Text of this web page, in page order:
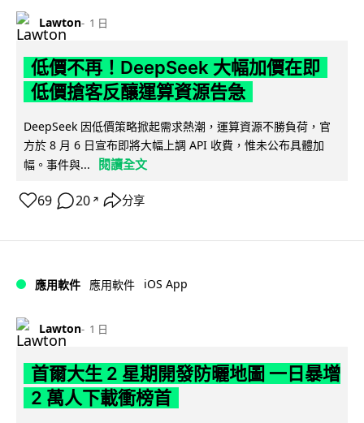
Lawton 1 日
低價不再！DeepSeek 大幅加價在即
低價搶客反釀運算資源告急
DeepSeek 因低價策略掀起需求熱潮，運算資源不勝負荷，官
方於 8 月 6 日宣布即將大幅上調 API 收費，惟未公布具體加
幅。事件與...
閱讀全文
69 20 ↗ 分享
應用軟件 應用軟件 iOS App
Lawton 1 日
首爾大生 2 星期開發防曬地圖 一日暴增
2 萬人下載衝榜首